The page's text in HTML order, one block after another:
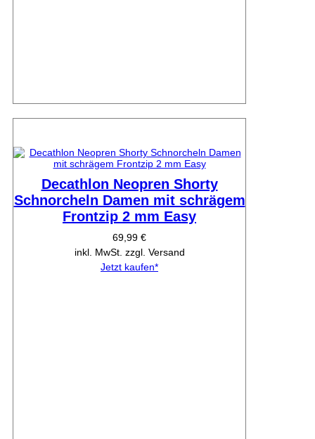
Decathlon Neopren Shorty
Schnorcheln Damen mit schrägem
Frontzip 2 mm Easy
69,99 €
inkl. MwSt. zzgl. Versand
Jetzt kaufen*